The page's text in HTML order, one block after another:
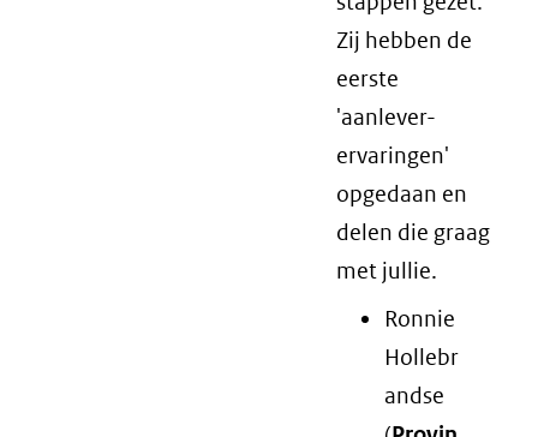
Zij hebben de
eerste
'aanlever-
ervaringen'
opgedaan en
delen die graag
met jullie.
Ronnie
Hollebr
andse